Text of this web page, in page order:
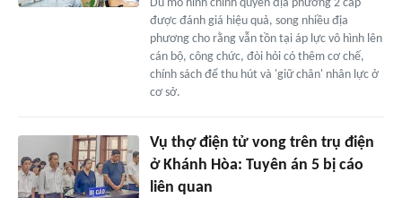
Dù mô hình chính quyền địa phương 2 cấp
được đánh giá hiệu quả, song nhiều địa
phương cho rằng vẫn tồn tại áp lực vô hình lên
cán bộ, công chức, đòi hỏi có thêm cơ chế,
chính sách để thu hút và 'giữ chân' nhân lực ở
cơ sở.
Vụ thợ điện tử vong trên trụ điện
ở Khánh Hòa: Tuyên án 5 bị cáo
liên quan